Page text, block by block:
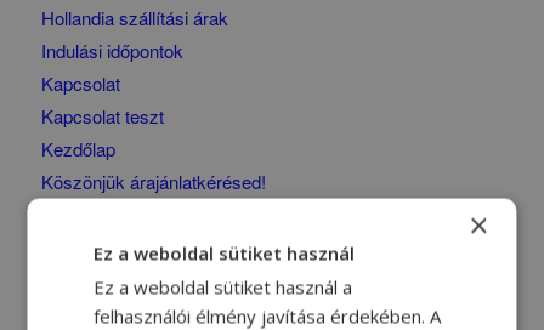
Hollandia szállítási árak
Indulási időpontok
Kapcsolat
Kapcsolat teszt
Kezdőlap
Köszönjük árajánlatkérésed!
Köszönjük megrendelésed!
Köszönjük üzenetét!
Köszönjük véleményed!
×
Ez a weboldal sütiket használ
Ez a weboldal sütiket használ a
felhasználói élmény javítása érdekében. A